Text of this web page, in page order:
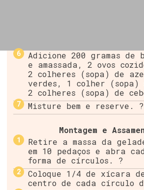
Adicione 200 gramas de
e amassada, 2 ovos
2 colheres (sopa) de
verdes, 1 colher (sopa)
2 colheres (sopa) de
Misture bem e reserve. ?
Montagem e
Retire a massa da
em 10 pedaços e abra
forma de círculos. ?
Coloque 1/4 de xícara
centro de cada círculo